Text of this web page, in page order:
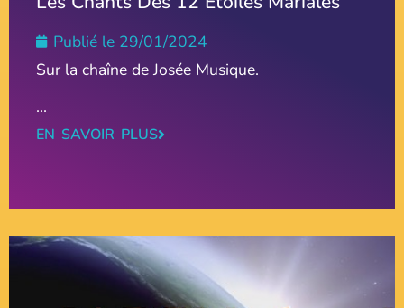
Publié le 29/01/2024
Sur la chaîne de Josée Musique.
...
EN SAVOIR PLUS